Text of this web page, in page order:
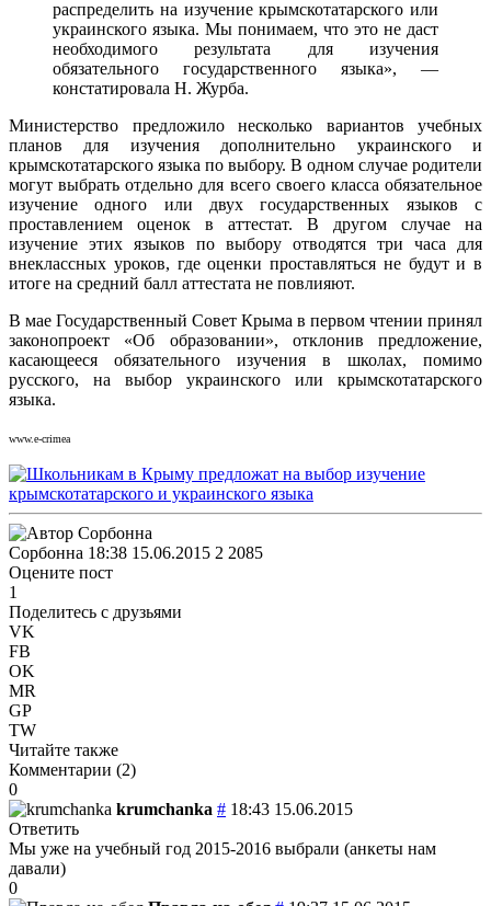
распределить на изучение крымскотатарского или
украинского языка. Мы понимаем, что это не даст
необходимого результата для изучения
обязательного государственного языка», —
констатировала Н. Журба.
Министерство предложило несколько вариантов учебных
планов для изучения дополнительно украинского и
крымскотатарского языка по выбору. В одном случае родители
могут выбрать отдельно для всего своего класса обязательное
изучение одного или двух государственных языков с
проставлением оценок в аттестат. В другом случае на
изучение этих языков по выбору отводятся три часа для
внеклассных уроков, где оценки проставляться не будут и в
итоге на средний балл аттестата не повлияют.
В мае Государственный Совет Крыма в первом чтении принял
законопроект «Об образовании», отклонив предложение,
касающееся обязательного изучения в школах, помимо
русского, на выбор украинского или крымскотатарского
языка.
www.e-crimea
Сорбонна 18:38 15.06.2015 2 2085
Оцените пост
1
Поделитесь с друзьями
VK
FB
OK
MR
GP
TW
Читайте также
Комментарии (2)
0
krumchanka # 18:43 15.06.2015
Ответить
Мы уже на учебный год 2015-2016 выбрали (анкеты нам
давали)
0